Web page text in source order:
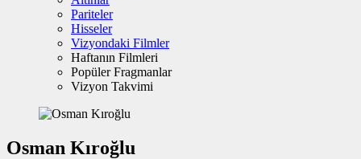
Pariteler
Hisseler
Vizyondaki Filmler
Haftanın Filmleri
Popüler Fragmanlar
Vizyon Takvimi
Osman Kıroğlu